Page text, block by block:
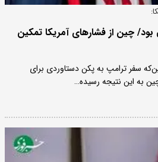
چین از فشارهای آمریکا تمکین
سفر ترامپ به پکن دستاوردی برای
به این نتیجه رسیده…